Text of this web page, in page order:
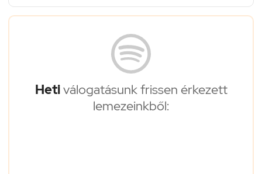
Hetiválogatásunk frissen érkezett
lemezeinkből: